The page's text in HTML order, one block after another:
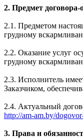
2. Предмет
2.1. Предметом
грудному
2.2. Оказание услуг
грудному
2.3. Исполнитель
Заказчиком,
2.4. Актуальный
http://am-am.by/
3. Права и